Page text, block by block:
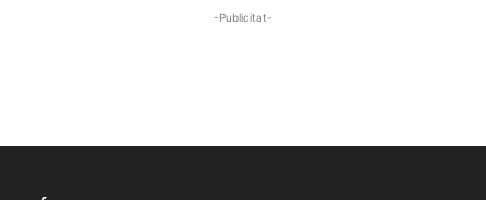
-Publicitat-